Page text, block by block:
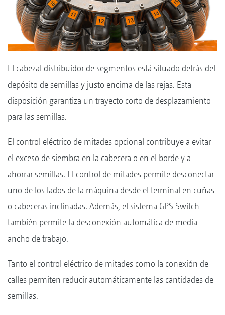
El cabezal distribuidor de segmentos está situado detrás del
depósito de semillas y justo encima de las rejas. Esta
disposición garantiza un trayecto corto de desplazamiento
para las semillas.
El control eléctrico de mitades opcional contribuye a evitar
el exceso de siembra en la cabecera o en el borde y a
ahorrar semillas. El control de mitades permite desconectar
uno de los lados de la máquina desde el terminal en cuñas
o cabeceras inclinadas. Además, el sistema GPS Switch
también permite la desconexión automática de media
ancho de trabajo.
Tanto el control eléctrico de mitades como la conexión de
calles permiten reducir automáticamente las cantidades de
semillas.